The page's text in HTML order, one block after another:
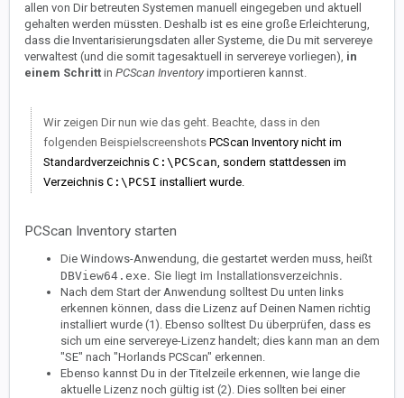
allen von Dir betreuten Systemen manuell eingegeben und aktuell
gehalten werden müssten. Deshalb ist es eine große Erleichterung,
dass die Inventarisierungsdaten aller Systeme, die Du mit servereye
verwaltest (und die somit tagesaktuell in servereye vorliegen), in
einem Schritt in PCScan Inventoryimportieren kannst.
Wir zeigen Dir nun wie das geht. Beachte, dass in den
folgenden Beispielscreenshots PCScan Inventory nicht im
Standardverzeichnis C:\PCScan , sondern stattdessen im
Verzeichnis C:\PCSI installiert wurde.
PCScan Inventory starten
Die Windows-Anwendung, die gestartet werden muss, heißt
DBView64.exe. Sie liegt im Installationsverzeichnis.
Nach dem Start der Anwendung solltest Du unten links
erkennen können, dass die Lizenz auf Deinen Namen richtig
installiert wurde (1). Ebenso solltest Du überprüfen, dass es
sich um eine servereye-Lizenz handelt; dies kann man an dem
"SE" nach "Horlands PCScan" erkennen.
Ebenso kannst Du in der Titelzeile erkennen, wie lange die
aktuelle Lizenz noch gültig ist (2). Dies sollten bei einer